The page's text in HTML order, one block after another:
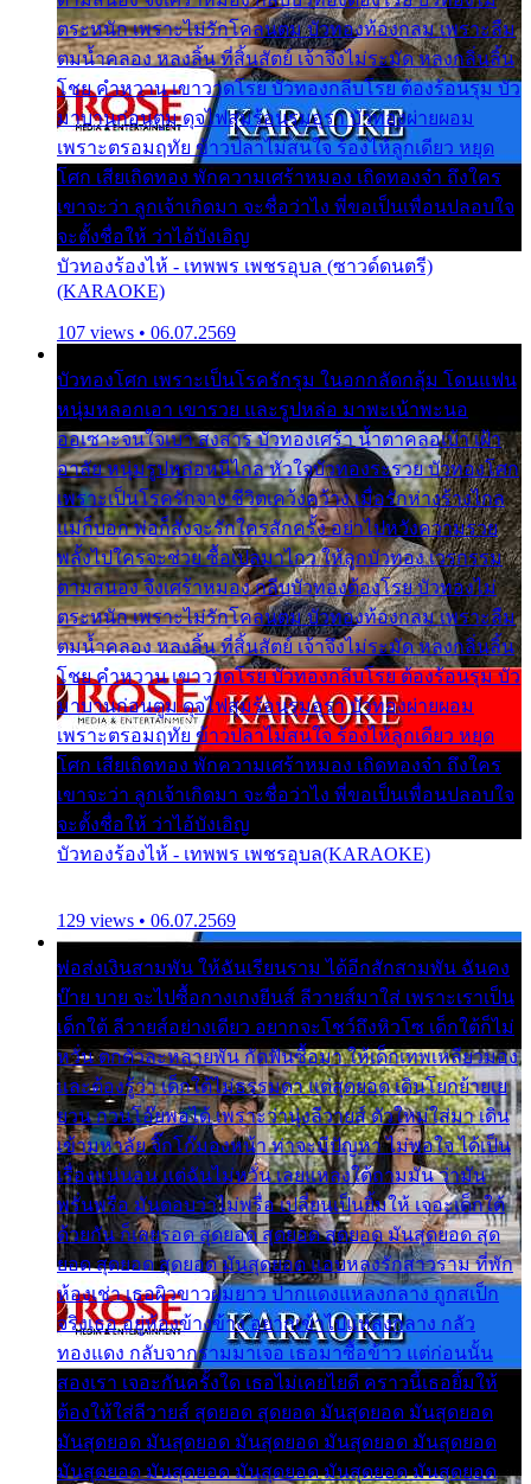
ตระหนัก เพราะไม่รักโคลนตม บัวทองท้องกลม เพราะลืม
ตมน้ำคลอง หลงลิ้น ที่สิ้นสัตย์ เจ้าจึงไม่ระมัด หลงกลิ่นลิ้น
โชย คำหวาน เขาวาดโรย บัวทองกลีบโรย ต้องร้อนรุม บัว
มาบานก่อนตูม ดุจไฟสุมร้อนรุมอุรา บัวทองผ่ายผอม
เพราะตรอมฤทัย ข้าวปลาไม่สนใจ ร้องไห้ลูกเดียว หยุด
โศก เสียเถิดทอง พักความเศร้าหมอง เถิดทองจ๋า ถึงใคร
เขาจะว่า ลูกเจ้าเกิดมา จะชื่อว่าไง พี่ขอเป็นเพื่อนปลอบใจ
จะตั้งชื่อให้ ว่าไอ้บังเอิญ
บัวทองร้องไห้ - เทพพร เพชรอุบล (ซาวด์ดนตรี)
(KARAOKE)
107 views • 06.07.2569
บัวทองโศก เพราะเป็นโรครักรุม ในอกกลัดกลุ้ม โดนแฟน
หนุ่มหลอกเอา เขารวย และรูปหล่อ มาพะเน้าพะนอ
ออเซาะจนใจเบา สงสาร บัวทองเศร้า น้ำตาคลอเบ้า เฝ้า
อาลัย หนุ่มรูปหล่อหนีไกล หัวใจบัวทองระรวย บัวทองโศก
เพราะเป็นโรครักจาง ชีวิตเคว้งคว้าง เมื่อรักห่างร้างไกล
แม่ก็บอก พ่อก็สั่งจะรักใครสักครั้ง อย่าไปหวังความรวย
พลั้งไปใครจะช่วย ซื้อเปลมาไกว ให้ลูกบัวทอง เวรกรรม
ตามสนอง จึงเศร้าหมอง กลีบบัวทองต้องโรย บัวทองไม่
ตระหนัก เพราะไม่รักโคลนตม บัวทองท้องกลม เพราะลืม
ตมน้ำคลอง หลงลิ้น ที่สิ้นสัตย์ เจ้าจึงไม่ระมัด หลงกลิ่นลิ้น
โชย คำหวาน เขาวาดโรย บัวทองกลีบโรย ต้องร้อนรุม บัว
มาบานก่อนตูม ดุจไฟสุมร้อนรุมอุรา บัวทองผ่ายผอม
เพราะตรอมฤทัย ข้าวปลาไม่สนใจ ร้องไห้ลูกเดียว หยุด
โศก เสียเถิดทอง พักความเศร้าหมอง เถิดทองจ๋า ถึงใคร
เขาจะว่า ลูกเจ้าเกิดมา จะชื่อว่าไง พี่ขอเป็นเพื่อนปลอบใจ
จะตั้งชื่อให้ ว่าไอ้บังเอิญ
บัวทองร้องไห้ - เทพพร เพชรอุบล(KARAOKE)
129 views • 06.07.2569
พ่อส่งเงินสามพัน ให้ฉันเรียนราม ได้อีกสักสามพัน ฉันคง
บ๊าย บาย จะไปซื้อกางเกงยีนส์ ลีวายส์มาใส่ เพราะเราเป็น
เด็กใต้ ลีวายส์อย่างเดียว อยากจะโชว์ถึงหิวโซ เด็กใต้ก็ไม่
หวั่น ตกตัวละหลายพัน กัดฟันซื้อมา ให้เด็กเทพเหลียวมอง
และต้องรู้ว่า เด็กใต้ไม่ธรรมดา แต่สุดยอด เดินโยกย้ายเย
ยวน กวนโอ๊ยพอได้ เพราะว่านุ่งลีวายส์ ตัวใหม่ใส่มา เดิน
เข้ามหาลัย จิ๊กโก๊มองหน้า ท่าจะมีปัญหา ไม่พอใจ ได้เป็น
เรื่องแน่นอน แต่ฉันไม่หวั่น เลยแหลงใต้ถามมัน ว่ามัน
พรั่นพรือ มันตอบว่าไม่พรื่อ เปลี่ยนเป็นยิ้มให้ เจอะเด็กใต้
ด้วยกัน ก็เลยรอด สุดยอด สุดยอด สุดยอด มันสุดยอด สุด
ยอด สุดยอด สุดยอด มันสุดยอด แอบหลงรักสาวราม ที่พัก
ห้องเช่า เธอผิวขาวผมยาว ปากแดงแหลงกลาง ถูกสเป็ก
จริงเธอ อยู่ห้องข้างข้าง อยากเข้าไปแหลงกลาง กลัว
ทองแดง กลับจากรามมาเจอ เธอมาซื้อข้าว แต่ก่อนนั้น
สองเรา เจอะกันครั้งใด เธอไม่เคยไยดี คราวนี้เธอยิ้มให้
ต้องให้ใส่ลีวายส์ สุดยอด สุดยอด มันสุดยอด มันสุดยอด
มันสุดยอด มันสุดยอด มันสุดยอด มันสุดยอด มันสุดยอด
มันสุดยอด มันสุดยอด มันสุดยอด มันสุดยอด มันสุดยอด